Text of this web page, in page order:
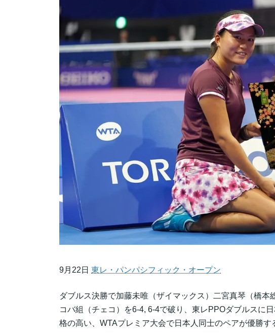
9月22日 東レ・パンパシフィック・オープン
ダブルス決勝で加藤未唯（ザイマックス）二宮真琴（橋
コバ組（チェコ）を6-4, 6-4で破り、東レPPOダブルスに
格の高い、WTAプレミア大会で日本人同士のペアが優勝す